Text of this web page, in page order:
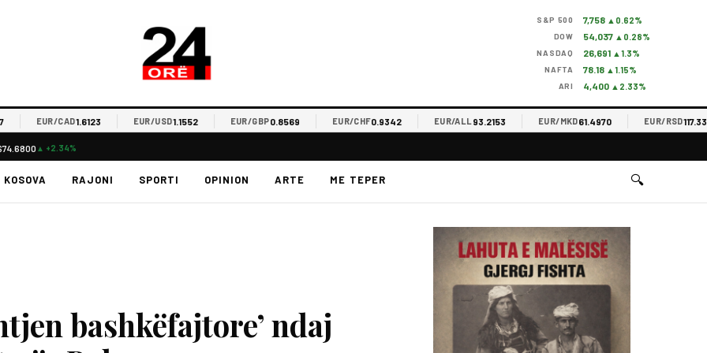
S&P 500 7,758 ▲0.62%
DOW 54,037 ▲0.28%
NASDAQ 26,691 ▲1.3%
NAFTA 78.18 ▲1.15%
ARI 4,400 ▲2.33%
EUR/CAD1.6123 EUR/USD1.1552 EUR/GBP0.8569 EUR/CHF0.9342 EUR/ALL93.2153 EUR/MKD61.4970 EUR/RSD117.3365
▲ +2.34%
KOSOVA RAJONI SPORTI OPINION ARTE ME TEPER 🔍
bashkëfajtore’ ndaj